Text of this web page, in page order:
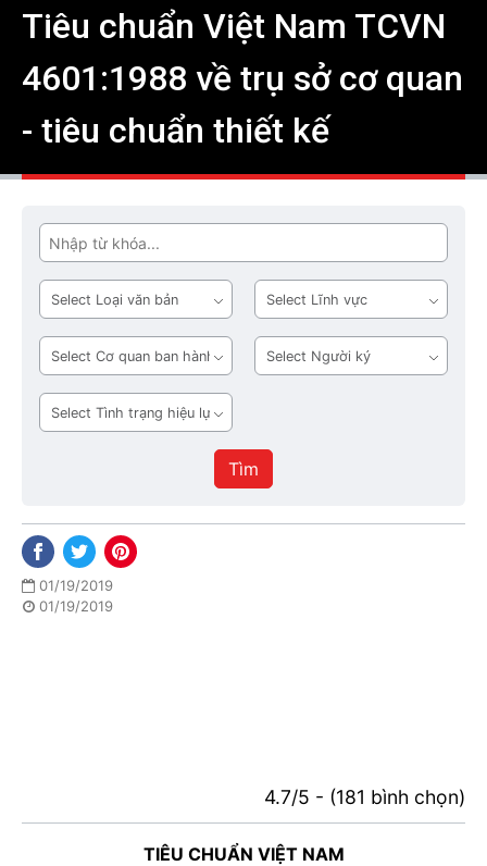
Tiêu chuẩn Việt Nam TCVN
4601:1988 về trụ sở cơ quan
- tiêu chuẩn thiết kế
Tìm
Loại
văn
bản
Lĩnh
vực
Cơ
quan
ban
hành
Người
ký
Tình
trạng
Tìm
01/19/2019
01/19/2019
4.7/5 - (181 bình chọn)
TIÊU CHUẨN VIỆT NAM